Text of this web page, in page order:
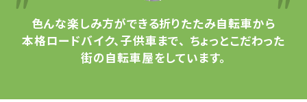
色んな楽しみ方ができる折りたたみ自転車から
本格ロードバイク、子供車まで、 ちょっとこだわった
街の自転車屋をしています。